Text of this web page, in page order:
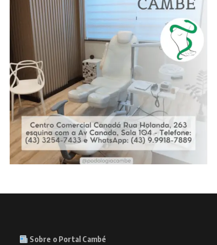
Sobre o Portal Cambé